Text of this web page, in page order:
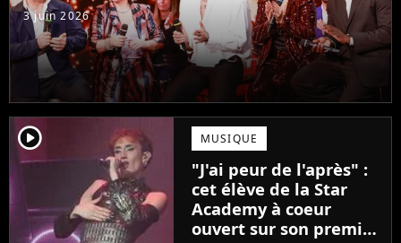
3 juin 2026
player2 MUSIQUE
"J'ai peur de l'après" :
cet élève de la Star
Academy à coeur
ouvert sur son premier